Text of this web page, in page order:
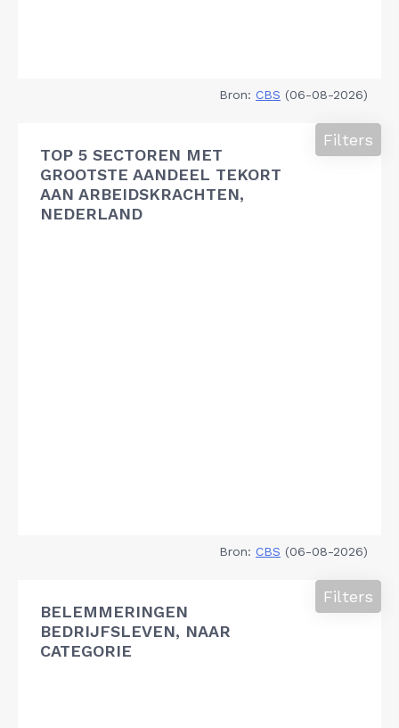
Bron: CBS (06-08-2026)
TOP 5 SECTOREN MET
GROOTSTE AANDEEL TEKORT
AAN ARBEIDSKRACHTEN,
NEDERLAND
Filters
Bron: CBS (06-08-2026)
BELEMMERINGEN
BEDRIJFSLEVEN, NAAR
CATEGORIE
Filters